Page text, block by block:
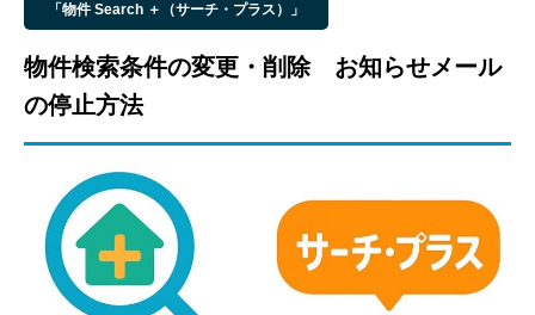
「物件 Search ＋（サーチ・プラス）」
物件検索条件の変更・削除 お知らせメール
の停止方法